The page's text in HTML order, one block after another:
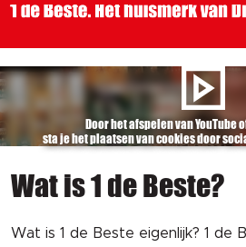
Door het afspelen van YouTube
sta je het plaatsen van cookies door
Wat is 1 de Beste?
Wat is 1 de Beste eigenlijk? 1 de